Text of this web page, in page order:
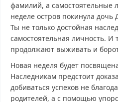
фамилий, а самостоятельные
неделе остров покинула
Ты не только достойная
самостоятельная личность. И
продолжают выживать и
Новая неделя будет
Наследникам предстоит
добиваться успехов не
родителей, а с помощью